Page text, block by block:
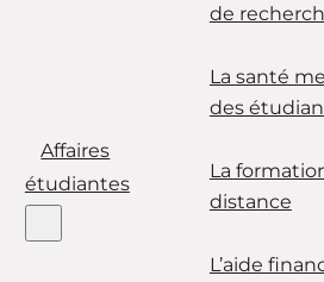
Affaires
étudiantes
de
La santé
des
La
distance
L’aide